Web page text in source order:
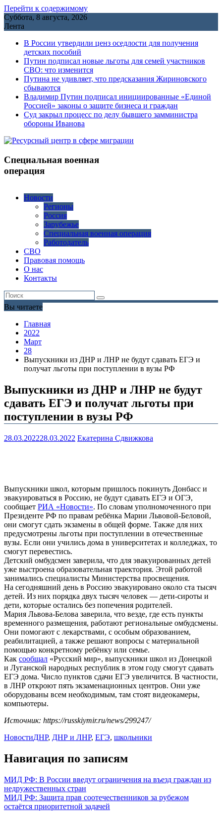
Перейти к содержимому
Суббота, 8 августа, 2026
Лента
В России утвердили ценз оседлости для получения
детских пособий
Путин подписал новые льготы для семей участников
СВО: что изменится
Путина не удивляет, что предсказания Жириновского
сбываются
Владимир Путин подписал инициированные «Единой
Россией» законы о защите бизнеса и граждан
Cуд закрыл процесс по делу бывшего замминистра
обороны Иванова
Специальная военная
операция
Новости
Регионы
Россия
Зарубежье
Специальная военная операция
Работодатель
СВО
Правовая помощь
О нас
Контакты
Вы читаете
Главная
2022
Март
28
Выпускники из ДНР и ЛНР не будут сдавать ЕГЭ и
получат льготы при поступлении в вузы РФ
Выпускники из ДНР и ЛНР не будут
сдавать ЕГЭ и получат льготы при
поступлении в вузы РФ
28.03.202228.03.2022 Екатерина Сдвижкова
Выпускники школ, которым пришлось покинуть Донбасс и
эвакуироваться в Россию, не будут сдавать ЕГЭ и ОГЭ,
сообщает РИА «Новости». По словам уполномоченного при
Президенте РФ по правам ребёнка Марии Львовой-Беловой,
они смогут сдать экзамены в общей форме. Также для них
предусмотрены льготы при поступлении в отечественные
вузы. Если они учились дома в университетах и колледжах, то
смогут перевестись.
Детский омбудсмен заверила, что для эвакуированных детей
уже выстроена образовательная траектория. Этой работой
занимались специалисты Министерства просвещения.
На сегодняшний день в Россию эвакуировано около ста тысяч
детей. Из них порядка двух тысяч человек — дети-сироты и
дети, которые остались без попечения родителей.
Мария Львова-Белова заверила, что везде, где есть пункты
временного размещения, работают региональные омбудсмены.
Они помогают с лекарствами, с особым образованием,
реабилитацией, а также решают вопросы с материальной
помощью конкретному ребёнку или семье.
Как сообщал «Русский мир», выпускники школ из Донецкой
и Луганской народных республик в этом году смогут сдавать
ЕГЭ дома. Число пунктов сдачи ЕГЭ увеличится. В частности,
в ЛНР откроют пять экзаменационных центров. Они уже
оборудованы всем необходимым, там стоят видеокамеры,
компьютеры.
Источник: https://russkiymir.ru/news/299247/
НовостиДНР, ДНР и ЛНР, ЕГЭ, школьники
Навигация по записям
МИД РФ: В России введут ограничения на въезд граждан из
недружественных стран
МИД РФ: Защита прав соотечественников за рубежом
остаётся приоритетной задачей